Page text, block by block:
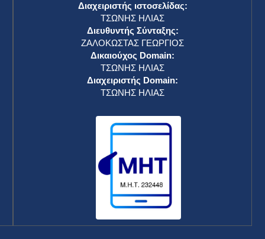
Διαχειριστής ιστοσελίδας:
ΤΣΩΝΗΣ ΗΛΙΑΣ
Διευθυντής Σύνταξης:
ΖΑΛΟΚΩΣΤΑΣ ΓΕΩΡΓΙΟΣ
Δικαιούχος Domain:
ΤΣΩΝΗΣ ΗΛΙΑΣ
Διαχειριστής Domain:
ΤΣΩΝΗΣ ΗΛΙΑΣ